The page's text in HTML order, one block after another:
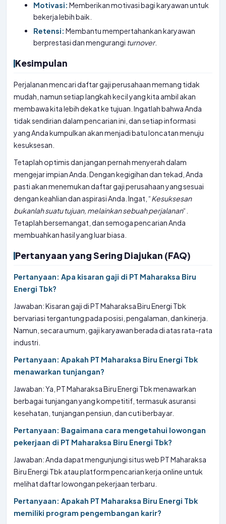
Motivasi: Memberikan motivasi bagi karyawan untuk
bekerja lebih baik.
Retensi: Membantu mempertahankan karyawan
berprestasi dan mengurangi turnover.
Kesimpulan
Perjalanan mencari daftar gaji perusahaan memang tidak
mudah, namun setiap langkah kecil yang kita ambil akan
membawa kita lebih dekat ke tujuan. Ingatlah bahwa Anda
tidak sendirian dalam pencarian ini, dan setiap informasi
yang Anda kumpulkan akan menjadi batu loncatan menuju
kesuksesan.
Tetaplah optimis dan jangan pernah menyerah dalam
mengejar impian Anda. Dengan kegigihan dan tekad, Anda
pasti akan menemukan daftar gaji perusahaan yang sesuai
dengan keahlian dan aspirasi Anda. Ingat, “Kesuksesan
bukanlah suatu tujuan, melainkan sebuah perjalanan“.
Tetaplah bersemangat, dan semoga pencarian Anda
membuahkan hasil yang luar biasa.
Pertanyaan yang Sering Diajukan (FAQ)
Pertanyaan: Apa kisaran gaji di PT Maharaksa Biru
Energi Tbk?
Jawaban: Kisaran gaji di PT Maharaksa Biru Energi Tbk
bervariasi tergantung pada posisi, pengalaman, dan kinerja.
Namun, secara umum, gaji karyawan berada di atas rata-rata
industri.
Pertanyaan: Apakah PT Maharaksa Biru Energi Tbk
menawarkan tunjangan?
Jawaban: Ya, PT Maharaksa Biru Energi Tbk menawarkan
berbagai tunjangan yang kompetitif, termasuk asuransi
kesehatan, tunjangan pensiun, dan cuti berbayar.
Pertanyaan: Bagaimana cara mengetahui lowongan
pekerjaan di PT Maharaksa Biru Energi Tbk?
Jawaban: Anda dapat mengunjungi situs web PT Maharaksa
Biru Energi Tbk atau platform pencarian kerja online untuk
melihat daftar lowongan pekerjaan terbaru.
Pertanyaan: Apakah PT Maharaksa Biru Energi Tbk
memiliki program pengembangan karir?